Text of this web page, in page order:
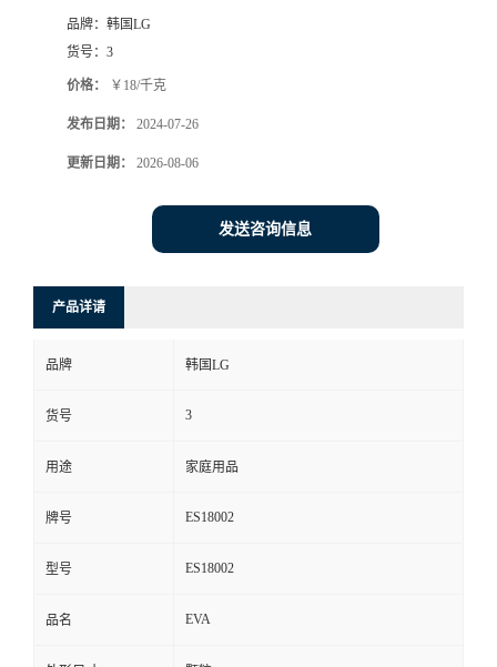
品牌： 韩国LG
货号： 3
价格： ￥18/千克
发布日期： 2024-07-26
更新日期： 2026-08-06
发送咨询信息
产品详请
品牌 韩国LG
货号 3
用途 家庭用品
牌号 ES18002
型号 ES18002
品名 EVA